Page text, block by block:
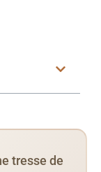
tresse de